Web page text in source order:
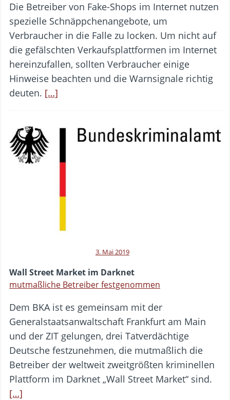
Die Betreiber von Fake-Shops im Internet nutzen
spezielle Schnäppchenangebote, um
Verbraucher in die Falle zu locken. Um nicht auf
die gefälschten Verkaufsplattformen im Internet
hereinzufallen, sollten Verbraucher einige
Hinweise beachten und die Warnsignale richtig
deuten. […]
3. Mai 2019
Wall Street Market im Darknet
mutmaßliche Betreiber festgenommen
Dem BKA ist es gemeinsam mit der
Generalstaatsanwaltschaft Frankfurt am Main
und der ZIT gelungen, drei Tatverdächtige
Deutsche festzunehmen, die mutmaßlich die
Betreiber der weltweit zweitgrößten kriminellen
Plattform im Darknet „Wall Street Market“ sind.
[…]